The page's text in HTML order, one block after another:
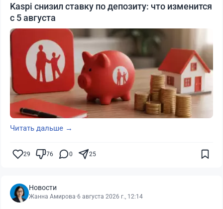
Kaspi снизил ставку по депозиту: что изменится
с 5 августа
Читать дальше →
29 76 0 25
Новости
Жанна Амирова·6 августа 2026 г., 12:14